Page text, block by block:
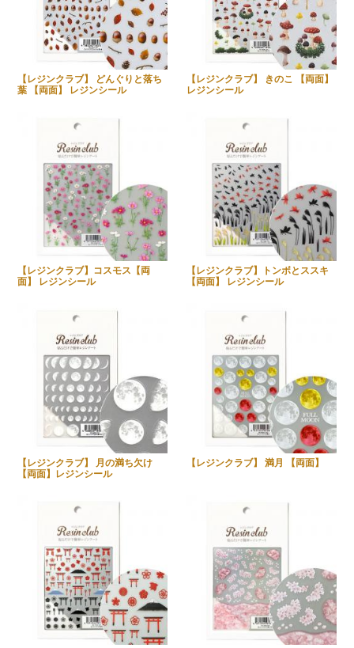
【レジンクラブ】 どんぐりと落ち
葉 【両面】 レジンシール
【レジンクラブ】 きのこ 【両面】
レジンシール
【レジンクラブ】コスモス【両
面】 レジンシール
【レジンクラブ】トンボとススキ
【両面】 レジンシール
【レジンクラブ】 月の満ち欠け
【両面】レジンシール
【レジンクラブ】 満月 【両面】